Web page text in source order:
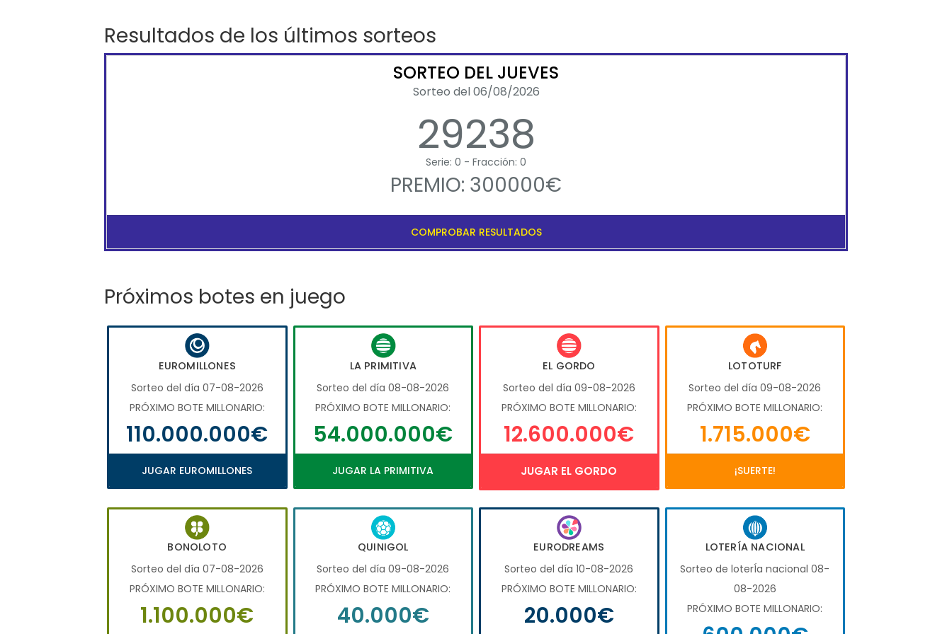
Resultados de los últimos sorteos
SORTEO DEL JUEVES
Sorteo del 06/08/2026
29238
Serie: 0 - Fracción: 0
PREMIO: 300000€
COMPROBAR RESULTADOS
Próximos botes en juego
EUROMILLONES
Sorteo del día 07-08-2026
PRÓXIMO BOTE MILLONARIO:
110.000.000€
JUGAR EUROMILLONES
LA PRIMITIVA
Sorteo del día 08-08-2026
PRÓXIMO BOTE MILLONARIO:
54.000.000€
JUGAR LA PRIMITIVA
EL GORDO
Sorteo del día 09-08-2026
PRÓXIMO BOTE MILLONARIO:
12.600.000€
JUGAR EL GORDO
LOTOTURF
Sorteo del día 09-08-2026
PRÓXIMO BOTE MILLONARIO:
1.715.000€
¡SUERTE!
BONOLOTO
Sorteo del día 07-08-2026
PRÓXIMO BOTE MILLONARIO:
1.100.000€
QUINIGOL
Sorteo del día 09-08-2026
PRÓXIMO BOTE MILLONARIO:
40.000€
EURODREAMS
Sorteo del día 10-08-2026
PRÓXIMO BOTE MILLONARIO:
20.000€
LOTERÍA NACIONAL
Sorteo de loterÍa nacional 08-
08-2026
PRÓXIMO BOTE MILLONARIO: